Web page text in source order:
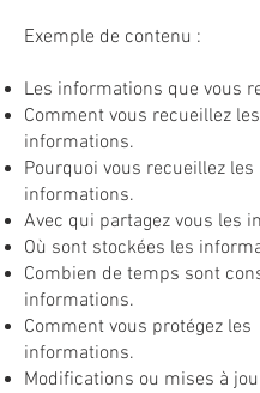
Exemple de contenu :
Les informations que vous
Comment vous recueillez les
informations.
Pourquoi vous recueillez les
informations.
Avec qui partagez vous les
Où sont stockées les
Combien de temps sont
informations.
Comment vous protégez les
informations.
Modifications ou mises à